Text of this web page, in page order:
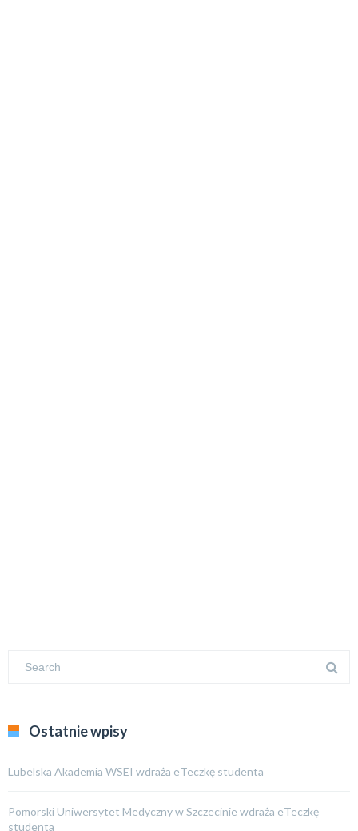
Ostatnie wpisy
Lubelska Akademia WSEI wdraża eTeczkę studenta
Pomorski Uniwersytet Medyczny w Szczecinie wdraża eTeczkę
studenta